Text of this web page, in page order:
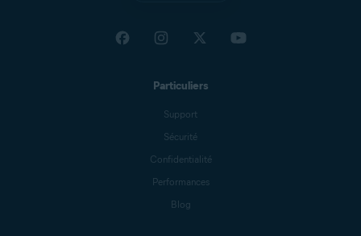
Particuliers
Support
Sécurité
Confidentialité
Performances
Blog